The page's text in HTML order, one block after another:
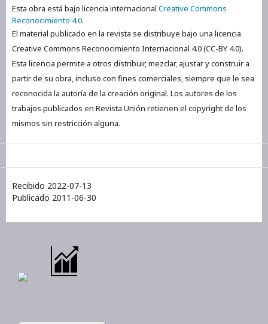
Esta obra está bajo licencia internacional Creative Commons
Reconocimiento 4.0.
El material publicado en la revista se distribuye bajo una licencia
Creative Commons Reconocimiento Internacional 4.0 (CC-BY 4.0).
Esta licencia permite a otros distribuir, mezclar, ajustar y construir a
partir de su obra, incluso con fines comerciales, siempre que le sea
reconocida la autoría de la creación original. Los autores de los
trabajos publicados en Revista Unión retienen el copyright de los
mismos sin restricción alguna.
Recibido 2022-07-13
Publicado 2011-06-30